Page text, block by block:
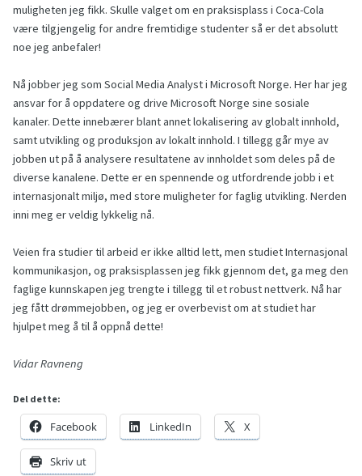
muligheten jeg fikk. Skulle valget om en praksisplass i Coca-Cola
være tilgjengelig for andre fremtidige studenter så er det absolutt
noe jeg anbefaler!
Nå jobber jeg som Social Media Analyst i Microsoft Norge. Her har jeg
ansvar for å oppdatere og drive Microsoft Norge sine sosiale
kanaler. Dette innebærer blant annet lokalisering av globalt innhold,
samt utvikling og produksjon av lokalt innhold. I tillegg går mye av
jobben ut på å analysere resultatene av innholdet som deles på de
diverse kanalene. Dette er en spennende og utfordrende jobb i et
internasjonalt miljø, med store muligheter for faglig utvikling. Nerden
inni meg er veldig lykkelig nå.
Veien fra studier til arbeid er ikke alltid lett, men studiet Internasjonal
kommunikasjon, og praksisplassen jeg fikk gjennom det, ga meg den
faglige kunnskapen jeg trengte i tillegg til et robust nettverk. Nå har
jeg fått drømmejobben, og jeg er overbevist om at studiet har
hjulpet meg å til å oppnå dette!
Vidar Ravneng
Del dette:
Facebook LinkedIn X
Skriv ut